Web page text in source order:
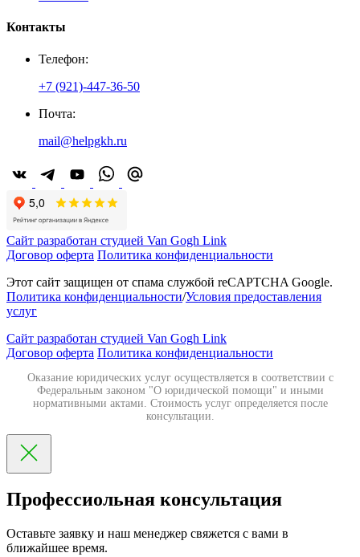
Контакты
Телефон:
+7 (921)-447-36-50
Почта:
mail@helpgkh.ru
Сайт разработан студией Van Gogh Link
Договор оферта Политика конфиденциальности
Этот сайт защищен от спама службой reCAPTCHA Google.
Политика конфиденциальности/Условия предоставления
услуг
Сайт разработан студией Van Gogh Link
Договор оферта Политика конфиденциальности
Оказание юридических услуг осуществляется в соответствии с
Федеральным законом "О юридической помощи" и иными
нормативными актами. Стоимость услуг определяется после
консультации.
Профессиольная консультация
Оставьте заявку и наш менеджер свяжется с вами в
ближайшее время.